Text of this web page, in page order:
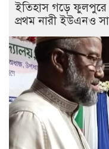
ইতিহাস গড়ে ফুলপুরে
প্রথম নারী ইউএনও